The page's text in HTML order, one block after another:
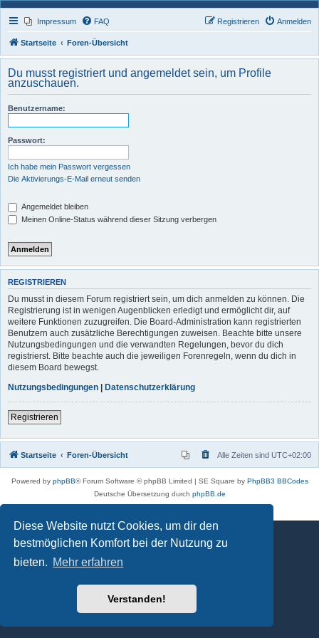
Diese Website nutzt Cookies, um dir den
bestmöglichen Komfort bei der Nutzung zu
bieten. Mehr erfahren
Verstanden!
Impressum FAQ Anmelden
Registrieren
Startseite Foren-Übersicht
Du musst registriert und angemeldet sein, um Profile
anzuschauen.
Benutzername:
Passwort:
Ich habe mein Passwort vergessen
Die Aktivierungs-E-Mail erneut senden
Angemeldet bleiben
Meinen Online-Status während dieser Sitzung verbergen
REGISTRIEREN
Du musst in diesem Forum registriert sein, um dich anmelden zu können. Die
Registrierung ist in wenigen Augenblicken erledigt und ermöglicht dir, auf
weitere Funktionen zuzugreifen. Die Board-Administration kann registrierten
Benutzern auch zusätzliche Berechtigungen zuweisen. Beachte bitte unsere
Nutzungsbedingungen und die verwandten Regelungen, bevor du dich
registrierst. Bitte beachte auch die jeweiligen Forenregeln, wenn du dich in
diesem Board bewegst.
Nutzungsbedingungen | Datenschutzerklärung
Registrieren
Startseite Foren-Übersicht Alle Zeiten sind UTC+02:00
Powered by phpBB® Forum Software © phpBB Limited | SE Square by PhpBB3 BBCodes
Deutsche Übersetzung durch phpBB.de
Datenschutz|Nutzungsbedingungen